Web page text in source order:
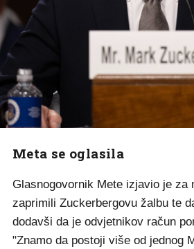
Meta se oglasila
Glasnogovornik Mete izjavio je za
zaprimili Zuckerbergovu žalbu te
dodavši da je odvjetnikov račun
"Znamo da postoji više od jednog